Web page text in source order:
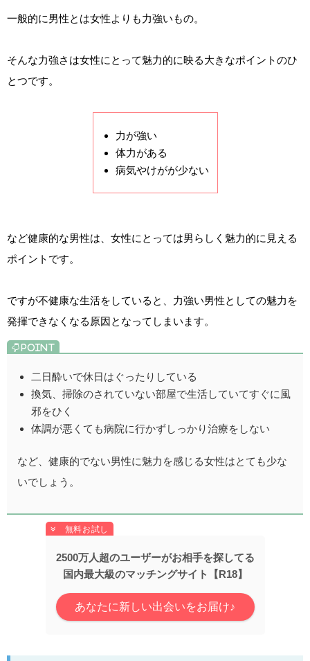
一般的に男性とは女性よりも力強いもの。
そんな力強さは女性にとって魅力的に映る大きなポイントのひ
とつです。
力が強い
体力がある
病気やけがが少ない
など健康的な男性は、女性にとっては男らしく魅力的に見える
ポイントです。
ですが不健康な生活をしていると、力強い男性としての魅力を
発揮できなくなる原因となってしまいます。
二日酔いで休日はぐったりしている
換気、掃除のされていない部屋で生活していてすぐに風
邪をひく
体調が悪くても病院に行かずしっかり治療をしない
など、健康的でない男性に魅力を感じる女性はとても少な
いでしょう。
2500万人超のユーザーがお相手を探してる
国内最大級のマッチングサイト【R18】
あなたに新しい出会いをお届け♪